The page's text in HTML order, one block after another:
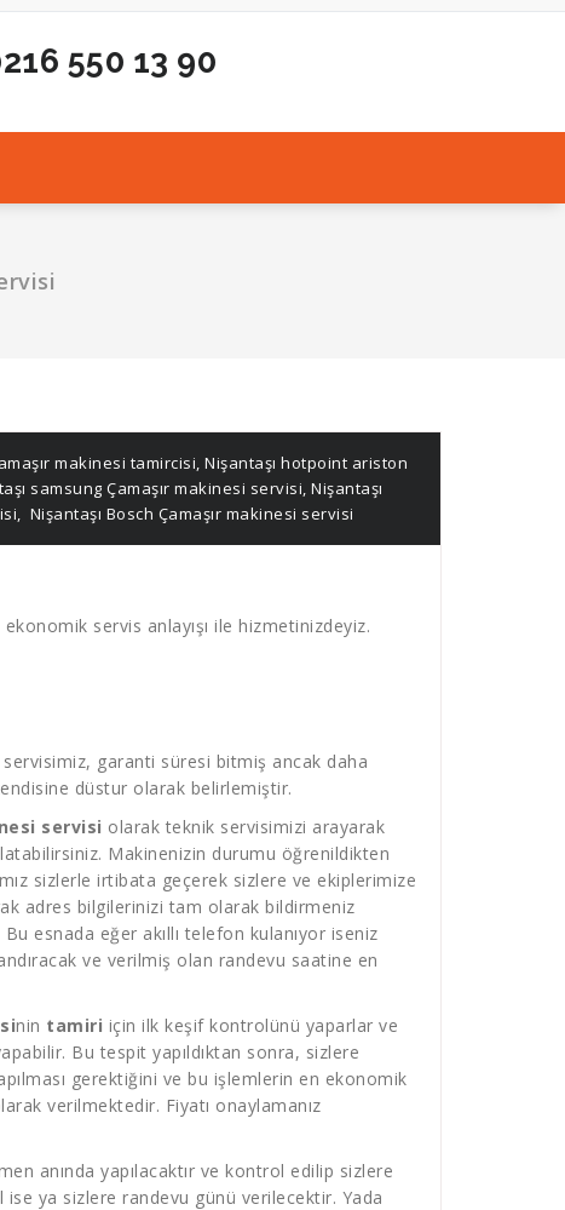
550 13 90
makinesi tamircisi, Nişantaşı hotpoint ariston
samsung Çamaşır makinesi servisi, Nişantaşı
, Nişantaşı Bosch Çamaşır makinesi servisi
servis anlayışı ile hizmetinizdeyiz.
garanti süresi bitmiş ancak daha
düstur olarak belirlemiştir.
servisi olarak teknik servisimizi arayarak
Makinenizin durumu öğrenildikten
sizlerle irtibata geçerek sizlere ve ekiplerimize
adres bilgilerinizi tam olarak bildirmeniz
esnada eğer akıllı telefon kulanıyor iseniz
ve verilmiş olan randevu saatine en
nin tamiri için ilk keşif kontrolünü yaparlar ve
Bu tespit yapıldıktan sonra, sizlere
gerektiğini ve bu işlemlerin en ekonomik
verilmektedir. Fiyatı onaylamanız
anında yapılacaktır ve kontrol edilip sizlere
ise ya sizlere randevu günü verilecektir. Yada